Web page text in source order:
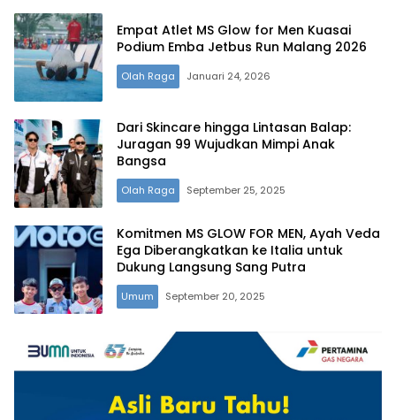
Empat Atlet MS Glow for Men Kuasai
Podium Emba Jetbus Run Malang 2026
Olah Raga Januari 24, 2026
Dari Skincare hingga Lintasan Balap:
Juragan 99 Wujudkan Mimpi Anak
Bangsa
Olah Raga September 25, 2025
Komitmen MS GLOW FOR MEN, Ayah Veda
Ega Diberangkatkan ke Italia untuk
Dukung Langsung Sang Putra
Umum September 20, 2025